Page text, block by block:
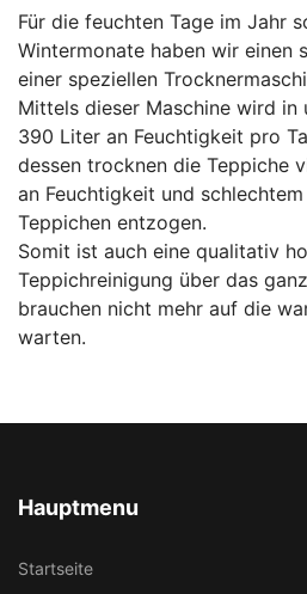
Für die feuchten Tage im Jahr
Wintermonate haben wir einen
einer speziellen
Mittels dieser Maschine wird in
390 Liter an Feuchtigkeit pro
dessen trocknen die Teppiche
an Feuchtigkeit und
Teppichen entzogen.
Somit ist auch eine qualitativ
Teppichreinigung über das
brauchen nicht mehr auf die
warten.
Hauptmenu
Startseite